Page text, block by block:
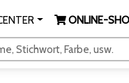
ONLINE-
Stichwort, Farbe, usw.